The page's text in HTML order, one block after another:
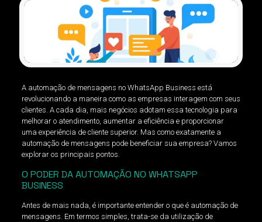
A automação de mensagens no WhatsApp Business está
revolucionando a maneira como as empresas interagem com seus
clientes. A cada dia, mais negócios adotam essa tecnologia para
melhorar o atendimento, aumentar a eficiência e proporcionar
uma experiência de cliente superior. Mas como exatamente a
automação de mensagens pode beneficiar sua empresa? Vamos
explorar os principais pontos.
O PODER DA AUTOMAÇÃO NO WHATSAPP
BUSINESS
Antes de mais nada, é importante entender o que é automação de
mensagens. Em termos simples, trata-se da utilização de